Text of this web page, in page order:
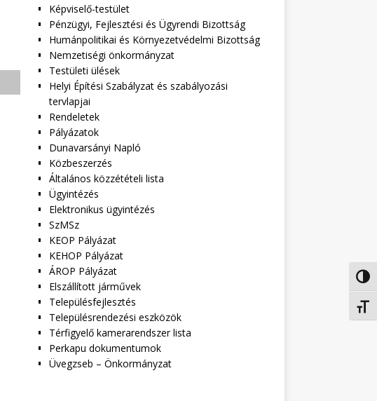
Képviselő-testület
Pénzügyi, Fejlesztési és Ügyrendi Bizottság
Humánpolitikai és Környezetvédelmi Bizottság
Nemzetiségi önkormányzat
Testületi ülések
Helyi Építési Szabályzat és szabályozási
tervlapjai
Rendeletek
Pályázatok
Dunavarsányi Napló
Közbeszerzés
Általános közzétételi lista
Ügyintézés
Elektronikus ügyintézés
SzMSz
KEOP Pályázat
KEHOP Pályázat
ÁROP Pályázat
Elszállított járművek
Településfejlesztés
Településrendezési eszközök
Térfigyelő kamerarendszer lista
Perkapu dokumentumok
Üvegzseb – Önkormányzat